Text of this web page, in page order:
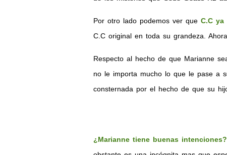
Por otro lado podemos ver que C.C ya
C.C original en toda su grandeza.
Respecto al hecho de que Marianne
no le importa mucho lo que le pase a
consternada por el hecho de que su
¿Marianne tiene buenas intenciones?